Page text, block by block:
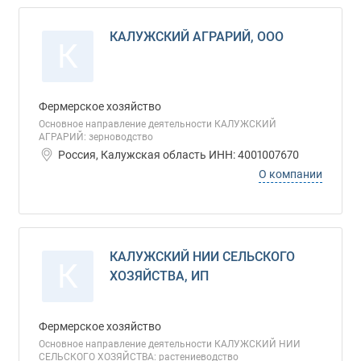
КАЛУЖСКИЙ АГРАРИЙ, ООО
Фермерское хозяйство
Основное направление деятельности КАЛУЖСКИЙ
АГРАРИЙ: зерноводство
Россия, Калужская область ИНН: 4001007670
О компании
КАЛУЖСКИЙ НИИ СЕЛЬСКОГО
ХОЗЯЙСТВА, ИП
Фермерское хозяйство
Основное направление деятельности КАЛУЖСКИЙ НИИ
СЕЛЬСКОГО ХОЗЯЙСТВА: растениеводство